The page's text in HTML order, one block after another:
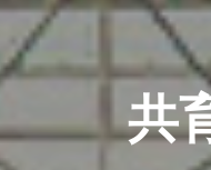
共